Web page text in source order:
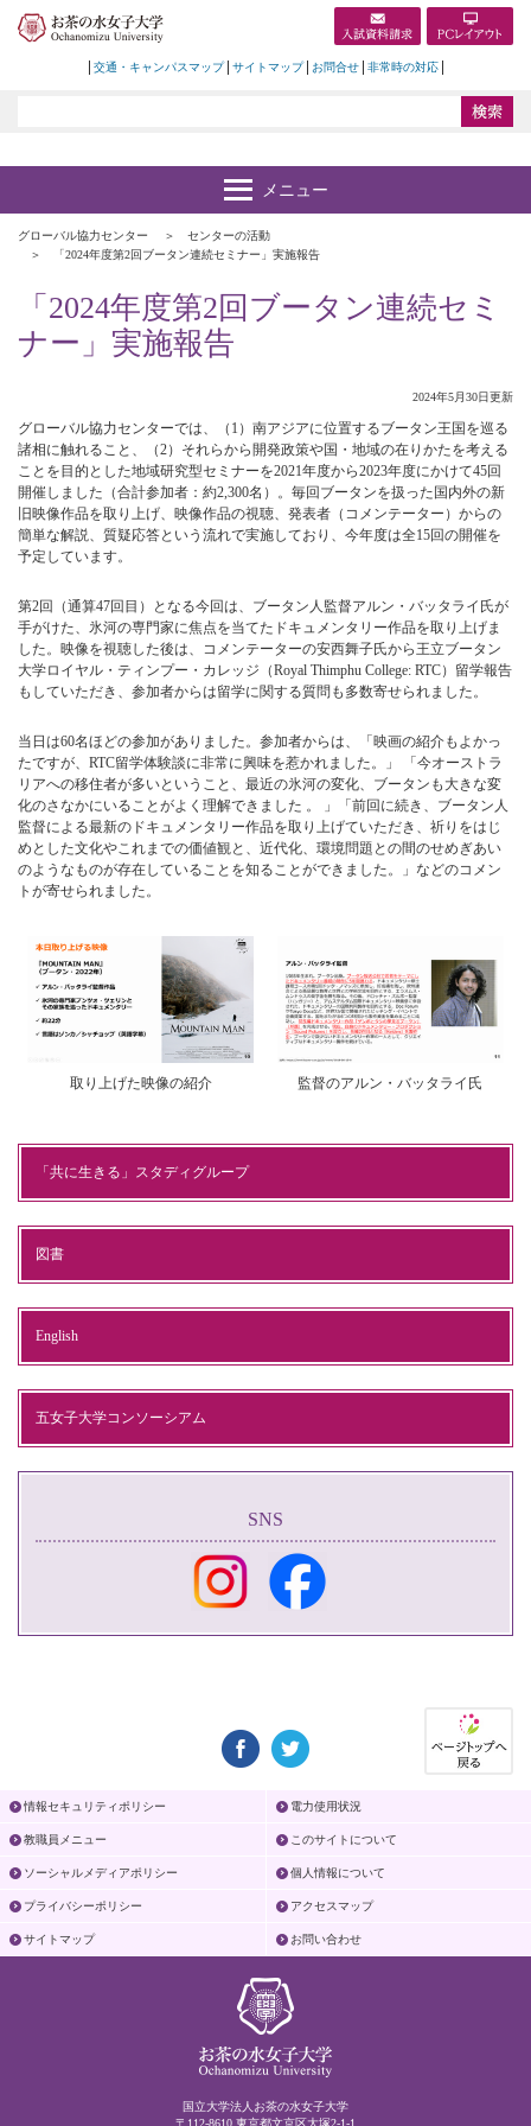
交通・キャンパスマップ サイトマップ お問合せ 非常時の対応
グローバル協力センター
センターの活動
「2024年度第2回ブータン連続セミナー」実施報告
「2024年度第2回ブータン連続セミ
ナー」実施報告
2024年5月30日更新
グローバル協力センターでは、（1）南アジアに位置するブータン王国を巡る
諸相に触れること、（2）それらから開発政策や国・地域の在りかたを考える
ことを目的とした地域研究型セミナーを2021年度から2023年度にかけて45回
開催しました（合計参加者：約2,300名）。毎回ブータンを扱った国内外の新
旧映像作品を取り上げ、映像作品の視聴、発表者（コメンテーター）からの
簡単な解説、質疑応答という流れで実施しており、今年度は全15回の開催を
予定しています。
第2回（通算47回目）となる今回は、ブータン人監督アルン・バッタライ氏が
手がけた、氷河の専門家に焦点を当てたドキュメンタリー作品を取り上げま
した。映像を視聴した後は、コメンテーターの安西舞子氏から王立ブータン
大学ロイヤル・ティンプー・カレッジ（Royal Thimphu College: RTC）留学報告
もしていただき、参加者からは留学に関する質問も多数寄せられました。
当日は60名ほどの参加がありました。参加者からは、「映画の紹介もよかっ
たですが、RTC留学体験談に非常に興味を惹かれました。」 「今オーストラ
リアへの移住者が多いということ、最近の氷河の変化、ブータンも大きな変
化のさなかにいることがよく理解できました 。 」「前回に続き、ブータン人
監督による最新のドキュメンタリー作品を取り上げていただき、祈りをはじ
めとした文化やこれまでの価値観と、近代化、環境問題との間のせめぎあい
のようなものが存在していることを知ることができました。」などのコメン
トが寄せられました。
取り上げた映像の紹介 監督のアルン・バッタライ氏
「共に生きる」スタディグループ
図書
English
五女子大学コンソーシアム
SNS
情報セキュリティポリシー 電力使用状況
教職員メニュー このサイトについて
ソーシャルメディアポリシー 個人情報について
プライバシーポリシー アクセスマップ
サイトマップ お問い合わせ
国立大学法人お茶の水女子大学